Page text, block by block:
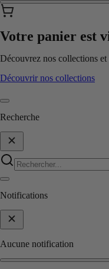
Votre panier est
Découvrez nos collections
Découvrir nos collections
Recherche
Notifications
Aucune notification